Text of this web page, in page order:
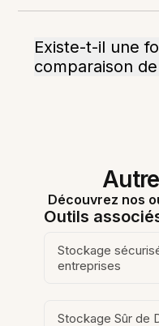
Existe-t-il une
comparaison
Découvrez nos
Outils
Stockage
entreprises
Stockage Sûr de